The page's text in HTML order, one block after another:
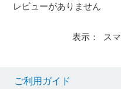
レビューがありません
表示： ス
ご利用ガイド